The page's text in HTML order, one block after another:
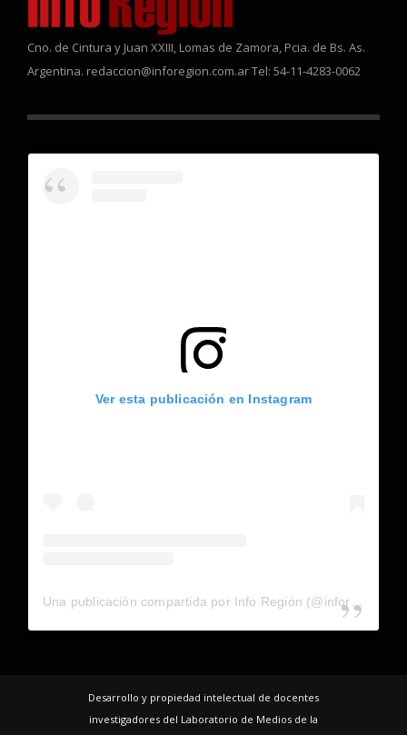
Cno. de Cintura y Juan XXIII, Lomas de Zamora, Pcia. de Bs. As.
Argentina. redaccion@inforegion.com.ar Tel: 54-11-4283-0062
Ver esta publicación en Instagram
Desarrollo y propiedad intelectual de docentes
investigadores del Laboratorio de Medios de la